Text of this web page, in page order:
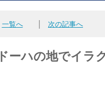
一覧へ 次の記事へ
ーハの地でイラ